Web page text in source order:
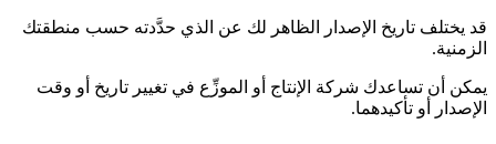
قد يختلف تاريخ الإصدار الظاهر لك عن الذي حدَّدته حسب منطقتك
الزمنية.
يمكن أن تساعدك شركة الإنتاج أو الموزِّع في تغيير تاريخ أو وقت
الإصدار أو تأكيدهما.